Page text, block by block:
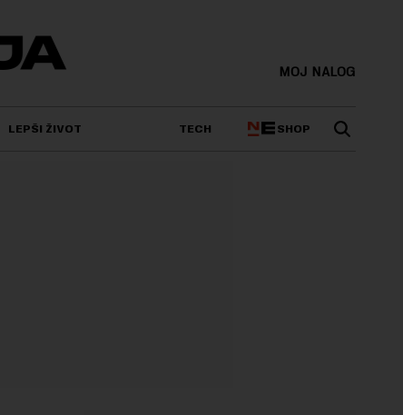
MOJ NALOG
LEPŠI ŽIVOT TECH SHOP